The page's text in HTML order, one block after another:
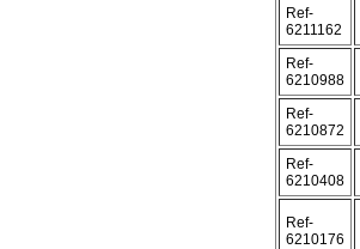
Ref-
6211162
Ref-
6210988
Ref-
6210872
Ref-
6210408
Ref-
6210176